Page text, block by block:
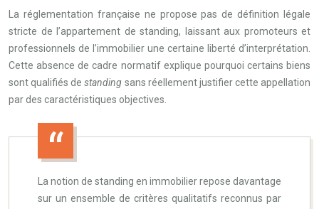
La réglementation française ne propose pas de définition légale
stricte de l’appartement de standing, laissant aux promoteurs et
professionnels de l’immobilier une certaine liberté d’interprétation.
Cette absence de cadre normatif explique pourquoi certains biens
sont qualifiés destanding sans réellement justifier cette appellation
par des caractéristiques objectives.
La notion de standing en immobilier repose davantage
sur un ensemble de critères qualitatifs reconnus par